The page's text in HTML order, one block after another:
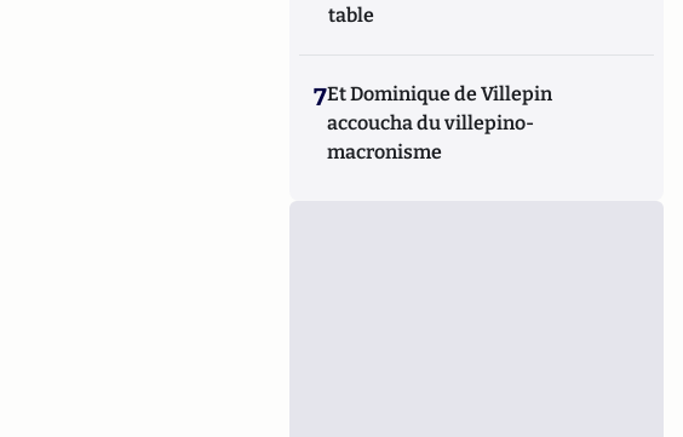
table
7Et Dominique de Villepin
accoucha du villepino-
macronisme